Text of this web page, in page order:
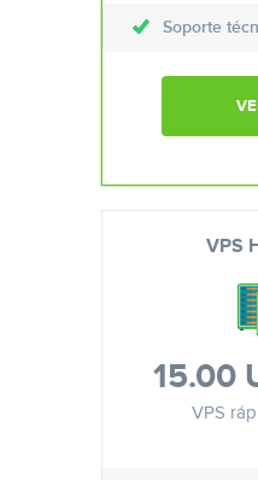
Soporte
VPS
15.00
VPS